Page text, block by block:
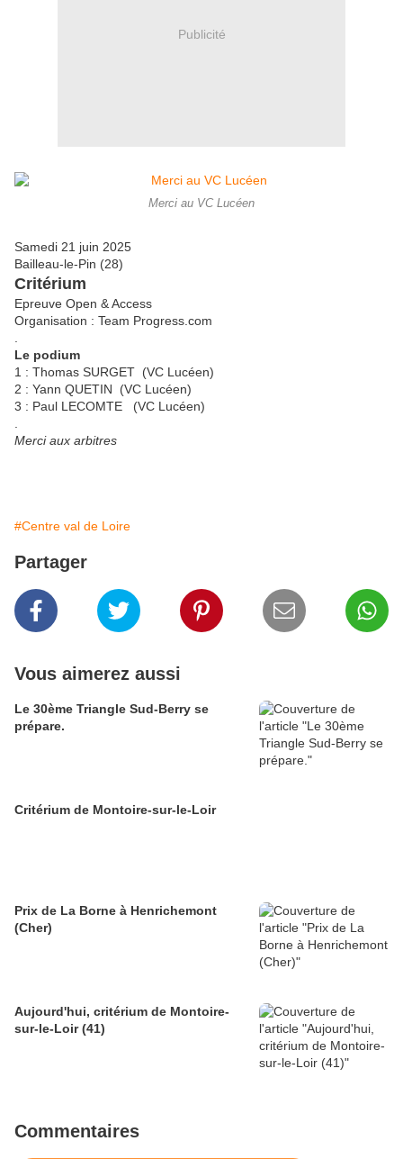
Publicité
Merci au VC Lucéen
Samedi 21 juin 2025
Bailleau-le-Pin (28)
Critérium
Epreuve Open & Access
Organisation : Team Progress.com
Le podium
1 : Thomas SURGET (VC Lucéen)
2 : Yann QUETIN (VC Lucéen)
3 : Paul LECOMTE (VC Lucéen)
Merci aux arbitres
#Centre val de Loire
Partager
Vous aimerez aussi
Le 30ème Triangle Sud-Berry se
prépare.
Critérium de Montoire-sur-le-Loir
Prix de La Borne à Henrichemont
(Cher)
Aujourd'hui, critérium de Montoire-
sur-le-Loir (41)
Commentaires